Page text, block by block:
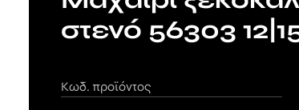
στενό 56303
Κωδ. προϊόντος